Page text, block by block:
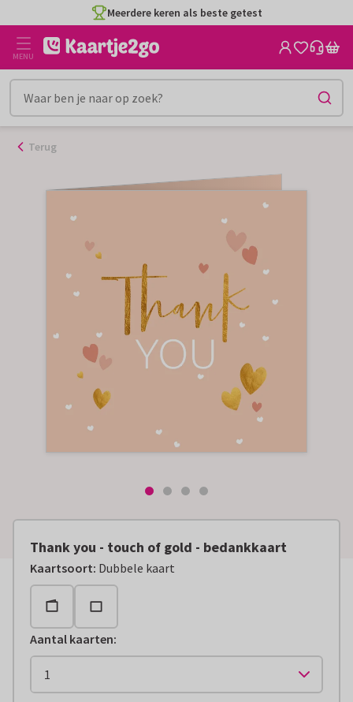
naar
inhoud
Meerdere keren als beste getest
MENU
Terug
Thank you - touch of gold - bedankkaart
Kaartsoort: Dubbele kaart
Aantal kaarten: